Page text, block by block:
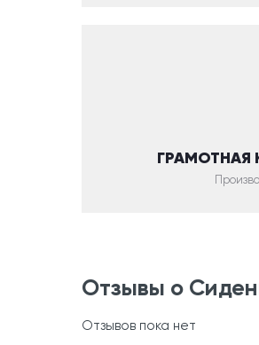
ГРАМОТНАЯ
Отзывы о
Отзывов пока нет